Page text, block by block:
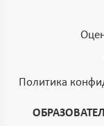
Политика